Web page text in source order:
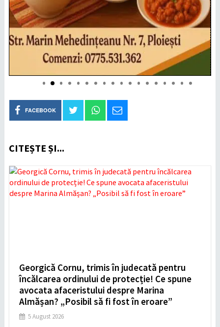
FACEBOOK
CITEȘTE ȘI...
Georgică Cornu, trimis în judecată pentru
încălcarea ordinului de protecție! Ce spune
avocata afaceristului despre Marina
Almășan? „Posibil să fi fost în eroare”
5 August 2026